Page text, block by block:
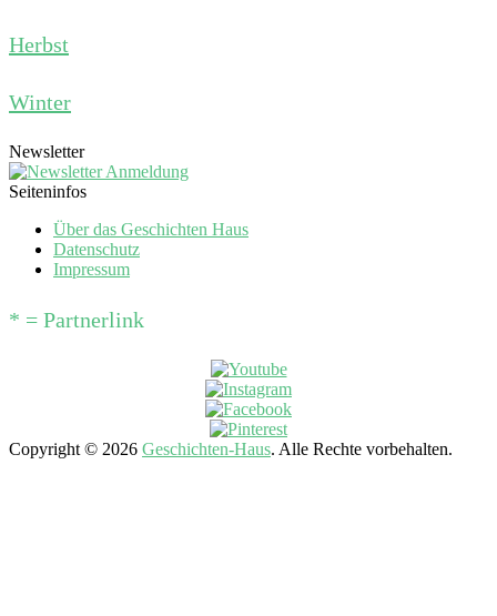
Herbst
Winter
Newsletter
Seiteninfos
Über das Geschichten Haus
Datenschutz
Impressum
* = Partnerlink
Copyright © 2026 Geschichten-Haus. Alle Rechte vorbehalten.